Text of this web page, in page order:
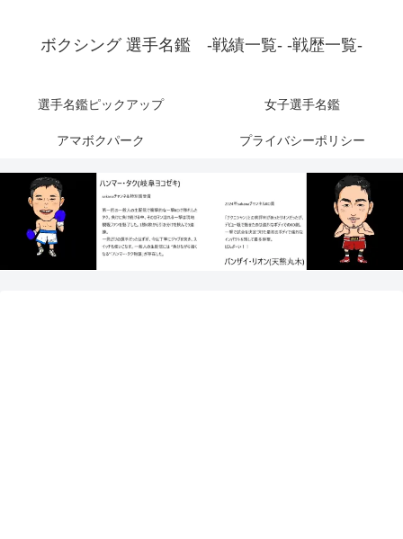
ボクシング 選手名鑑 -戦績一覧- -戦歴一覧-
選手名鑑ピックアップ 女子選手名鑑
アマボクパーク プライバシーポリシー